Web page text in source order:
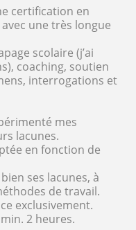
certification en
une très longue
scolaire (j’ai
coaching, soutien
interrogations et
mes
lacunes.
en fonction de
ses lacunes, à
de travail.
exclusivement.
2 heures.